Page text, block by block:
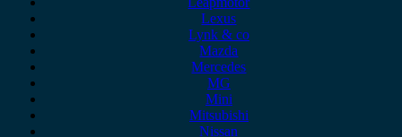
Lexus
Lynk & co
Mazda
Mercedes
MG
Mini
Mitsubishi
Nissan